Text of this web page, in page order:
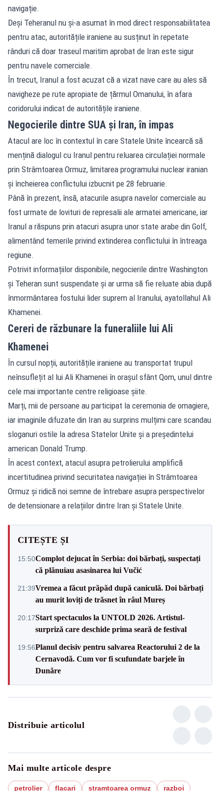
navigație.
Deși Teheranul nu și-a asumat în mod direct responsabilitatea
pentru atac, autoritățile iraniene au susținut în repetate
rânduri că doar traseul maritim aprobat de Iran este sigur
pentru navele comerciale.
În trecut, Iranul a fost acuzat că a vizat nave care au ales să
navigheze pe rute apropiate de țărmul Omanului, în afara
coridorului indicat de autoritățile iraniene.
Negocierile dintre SUA și Iran, în impas
Atacul are loc în contextul în care Statele Unite încearcă să
mențină dialogul cu Iranul pentru reluarea circulației normale
prin Strâmtoarea Ormuz, limitarea programului nuclear iranian
și încheierea conflictului izbucnit pe 28 februarie.
Până în prezent, însă, atacurile asupra navelor comerciale au
fost urmate de lovituri de represalii ale armatei americane, iar
Iranul a răspuns prin atacuri asupra unor state arabe din Golf,
alimentând temerile privind extinderea conflictului în întreaga
regiune.
Potrivit informațiilor disponibile, negocierile dintre Washington
și Teheran sunt suspendate și ar urma să fie reluate abia după
înmormântarea fostului lider suprem al Iranului, ayatollahul Ali
Khamenei.
Cereri de răzbunare la funeraliile lui Ali
Khamenei
În cursul nopții, autoritățile iraniene au transportat trupul
neînsuflețit al lui Ali Khamenei în orașul sfânt Qom, unul dintre
cele mai importante centre religioase șiite.
Marți, mii de persoane au participat la ceremonia de omagiere,
iar imaginile difuzate din Iran au surprins mulțimi care scandau
sloganuri ostile la adresa Statelor Unite și a președintelui
american Donald Trump.
În acest context, atacul asupra petrolierului amplifică
incertitudinea privind securitatea navigației în Strâmtoarea
Ormuz și ridică noi semne de întrebare asupra perspectivelor
de detensionare a relațiilor dintre Iran și Statele Unite.
CITEȘTE ȘI
15:50Complot dejucat în Serbia: doi bărbați, suspectați
că plănuiau asasinarea lui Vučić
21:39Vremea a făcut prăpăd după caniculă. Doi bărbați
au murit loviți de trăsnet în râul Mureș
20:17Start spectaculos la UNTOLD 2026. Artistul-
surpriză care deschide prima seară de festival
19:56Planul decisiv pentru salvarea Reactorului 2 de la
Cernavodă. Cum vor fi scufundate barjele în
Dunăre
Distribuie articolul
Mai multe articole despre
petrolier flacari stramtoarea ormuz razboi